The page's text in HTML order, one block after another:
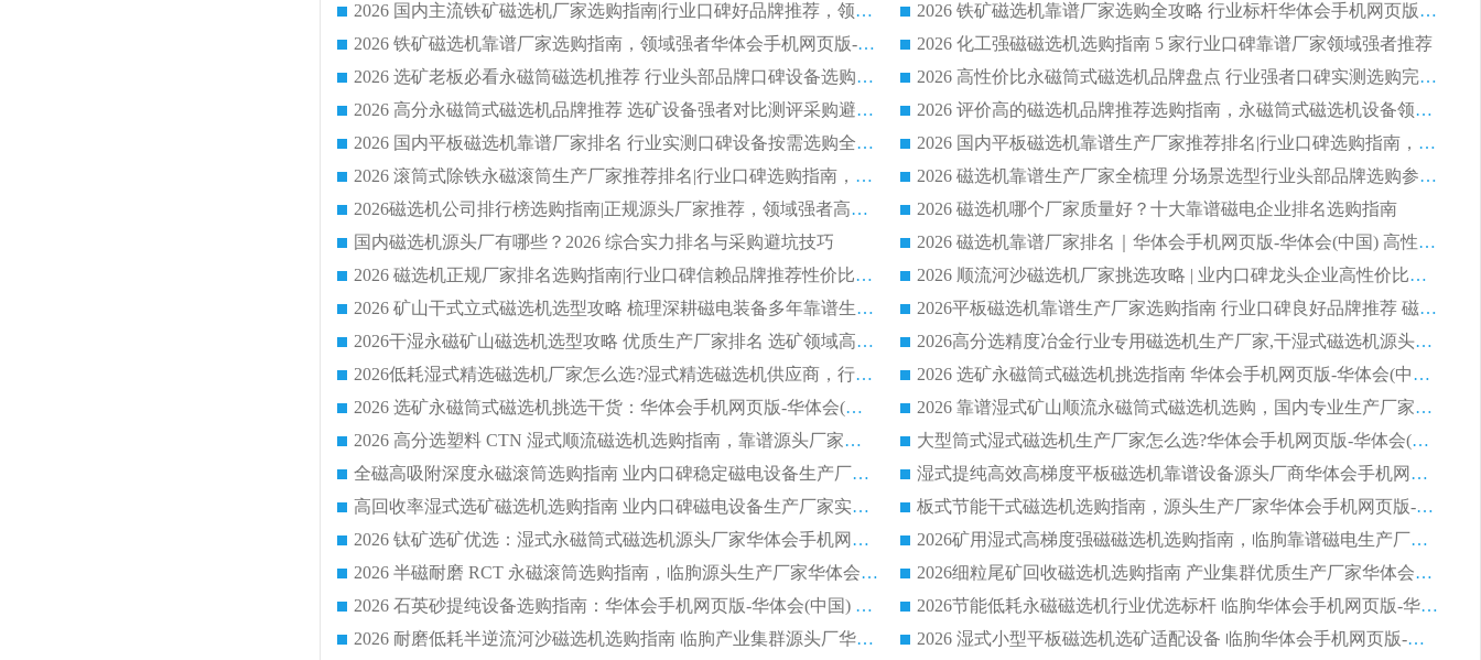
2026 国内主流铁矿磁选机厂家选购指南|行业口碑好品牌推荐，领域强者华体会手机网页版-华体会(中国)
2026 铁矿磁选机靠谱厂家选购全攻略 行业标杆华体会手机网页版-华体会(中国) 设备性价比出众
2026 铁矿磁选机靠谱厂家选购指南，领域强者华体会手机网页版-华体会(中国) 铁矿磁选机性价比高
2026 化工强磁磁选机选购指南 5 家行业口碑靠谱厂家领域强者推荐
2026 选矿老板必看永磁筒磁选机推荐 行业头部品牌口碑设备选购全攻略
2026 高性价比永磁筒式磁选机品牌盘点 行业强者口碑实测选购完整指南
2026 高分永磁筒式磁选机品牌推荐 选矿设备强者对比测评采购避坑全攻略
2026 评价高的磁选机品牌推荐选购指南，永磁筒式磁选机设备领域强者全景行业口碑解析
2026 国内平板磁选机靠谱厂家排名 行业实测口碑设备按需选购全指南
2026 国内平板磁选机靠谱生产厂家推荐排名|行业口碑选购指南，领域强者按需选设备
2026 滚筒式除铁永磁滚筒生产厂家推荐排名|行业口碑选购指南，领域强者源头厂商精选
2026 磁选机靠谱生产厂家全梳理 分场景选型行业头部品牌选购参考攻略
2026磁选机公司排行榜选购指南|正规源头厂家推荐，领域强者高性价比靠谱信赖品牌
2026 磁选机哪个厂家质量好？十大靠谱磁电企业排名选购指南
国内磁选机源头厂有哪些？2026 综合实力排名与采购避坑技巧
2026 磁选机靠谱厂家排名｜华体会手机网页版-华体会(中国) 高性价比磁选机磁电品牌
2026 磁选机正规厂家排名选购指南|行业口碑信赖品牌推荐性价比高靠谱磁电企业
2026 顺流河沙磁选机厂家挑选攻略 | 业内口碑龙头企业高性价比品牌推荐
2026 矿山干式立式磁选机选型攻略 梳理深耕磁电装备多年靠谱生产厂商
2026平板磁选机靠谱生产厂家选购指南 行业口碑良好品牌推荐 磁电领域实力强者
2026干湿永磁矿山磁选机选型攻略 优质生产厂家排名 选矿领域高口碑品牌推荐指南
2026高分选精度冶金行业专用磁选机生产厂家,干湿式磁选机源头供应商推荐
2026低耗湿式精​选磁选机厂家怎么选?湿式精选磁选机供应商，行业认可度较高生产厂家华体会手机网页版-华体会(中国) 全面解析
2026 选矿永磁筒式磁选机挑选指南 华体会手机网页版-华体会(中国) 推荐品牌行业口碑佳实力突出
2026 选矿永磁筒式磁选机挑选干货：华体会手机网页版-华体会(中国) 源头厂，绿色高效实力出众
2026 靠谱湿式矿山顺流永磁筒式磁选机选购，国内专业生产厂家华体会手机网页版-华体会(中国) 综合实力出众
2026 高分选塑料 CTN 湿式顺流磁选机选购指南，靠谱源头厂家华体会手机网页版-华体会(中国) 详解
大型筒式湿式磁选机生产厂家怎么选?华体会手机网页版-华体会(中国) 设备口碑广受行业认可
全磁高吸附深度永磁滚筒选购指南 业内口碑稳定磁电设备生产厂家详细推荐
湿式提纯高效高梯度平板磁选机靠谱设备源头厂商华体会手机网页版-华体会(中国) 综合测评
高回收率湿式选矿磁选机选购指南 业内口碑磁电设备生产厂家实力解析
板式节能干式磁选机选购指南，源头生产厂家华体会手机网页版-华体会(中国) 综合实力可观
2026 钛矿选矿优选：湿式永磁筒式磁选机源头厂家华体会手机网页版-华体会(中国) 综合解析
2026矿用湿式高梯度强磁磁选机选购指南，临朐靠谱磁电生产厂家华体会手机网页版-华体会(中国) 详解
2026 半磁耐磨 RCT 永磁滚筒选购指南，临朐源头生产厂家华体会手机网页版-华体会(中国) 实测分享
2026细粒尾矿回收磁选机选购指南 产业集群优质生产厂家华体会手机网页版-华体会(中国) 解析
2026 石英砂提纯设备选购指南：华体会手机网页版-华体会(中国) 提纯磁选机厂家综合解读
2026节能低耗永磁磁选机行业优选标杆 临朐华体会手机网页版-华体会(中国) 专业生产厂家
2026 耐磨低耗半逆流河沙磁选机选购指南 临朐产业集群源头厂华体会手机网页版-华体会(中国) 详细解析
2026 湿式小型平板磁选机选矿适配设备 临朐华体会手机网页版-华体会(中国) 实体生产厂家直供